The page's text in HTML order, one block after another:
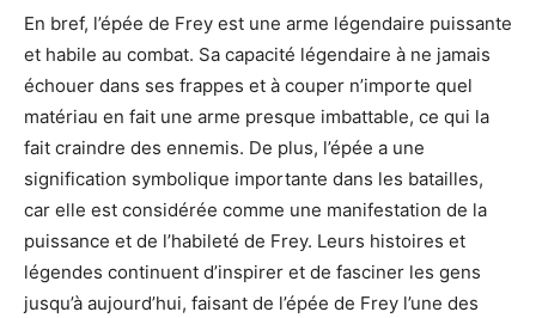
En bref, l’épée de Frey est une arme légendaire puissante
et habile au combat. Sa capacité légendaire à ne jamais
échouer dans ses frappes et à couper n’importe quel
matériau en fait une arme presque imbattable, ce qui la
fait craindre des ennemis. De plus, l’épée a une
signification symbolique importante dans les batailles,
car elle est considérée comme une manifestation de la
puissance et de l’habileté de Frey. Leurs histoires et
légendes continuent d’inspirer et de fasciner les gens
jusqu’à aujourd’hui, faisant de l’épée de Frey l’une des